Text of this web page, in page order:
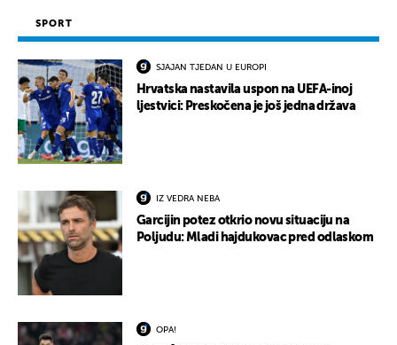
SPORT
SJAJAN TJEDAN U EUROPI
Hrvatska nastavila uspon na UEFA-inoj
ljestvici: Preskočena je još jedna država
IZ VEDRA NEBA
Garcijin potez otkrio novu situaciju na
Poljudu: Mladi hajdukovac pred odlaskom
OPA!